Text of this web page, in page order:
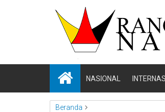
NASIONAL
Beranda